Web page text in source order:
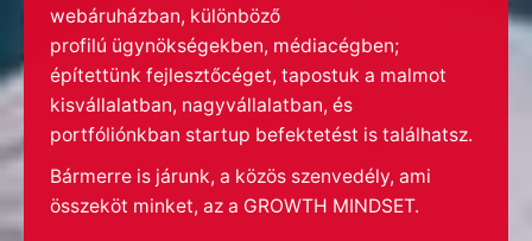
webáruházban, különböző
profilú ügynökségekben, médiacégben;
építettünk fejlesztőcéget, tapostuk a malmot
kisvállalatban, nagyvállalatban, és
portfóliónkban startup befektetést is találhatsz.
Bármerre is járunk, a közös szenvedély, ami
összeköt minket, az a GROWTH MINDSET.